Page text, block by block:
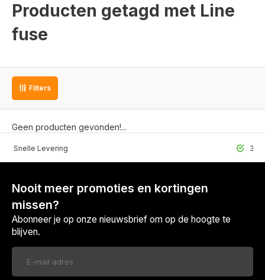
Producten getagd met Line
fuse
Filters
Geen producten gevonden!...
Levering 30 Dagen
Nooit meer promoties en kortingen
missen?
Abonneer je op onze nieuwsbrief om op de hoogte te
blijven.